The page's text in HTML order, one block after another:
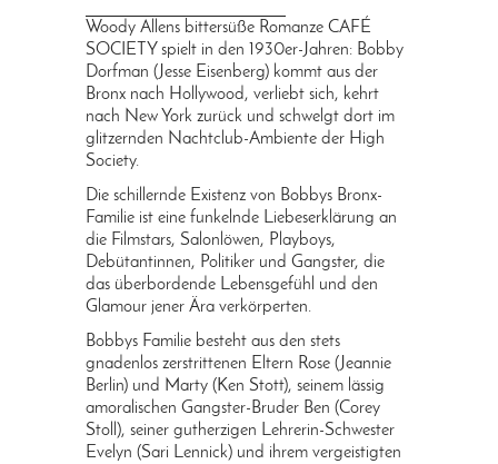
Woody Allens bittersüße Romanze CAFÉ
SOCIETY spielt in den 1930er-Jahren: Bobby
Dorfman (Jesse Eisenberg) kommt aus der
Bronx nach Hollywood, verliebt sich, kehrt
nach New York zurück und schwelgt dort im
glitzernden Nachtclub-Ambiente der High
Society.
Die schillernde Existenz von Bobbys Bronx-
Familie ist eine funkelnde Liebeserklärung an
die Filmstars, Salonlöwen, Playboys,
Debütantinnen, Politiker und Gangster, die
das überbordende Lebensgefühl und den
Glamour jener Ära verkörperten.
Bobbys Familie besteht aus den stets
gnadenlos zerstrittenen Eltern Rose (Jeannie
Berlin) und Marty (Ken Stott), seinem lässig
amoralischen Gangster-Bruder Ben (Corey
Stoll), seiner gutherzigen Lehrerin-Schwester
Evelyn (Sari Lennick) und ihrem vergeistigten